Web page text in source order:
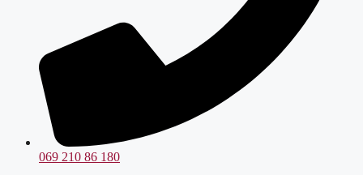
069 210 86 180